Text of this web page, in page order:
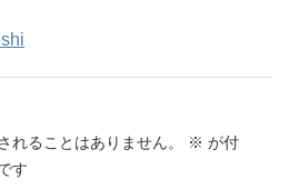
れることはありません。 ※ が付
す